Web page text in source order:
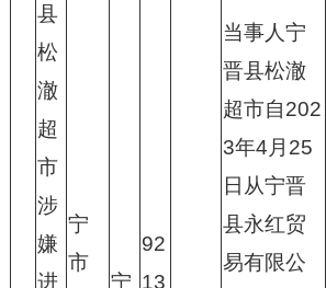
县
松
澈
超
市
涉
嫌
进
宁
市
宁
92
13
当事人宁
晋县松澈
超市自202
3年4月25
日从宁晋
县永红贸
易有限公